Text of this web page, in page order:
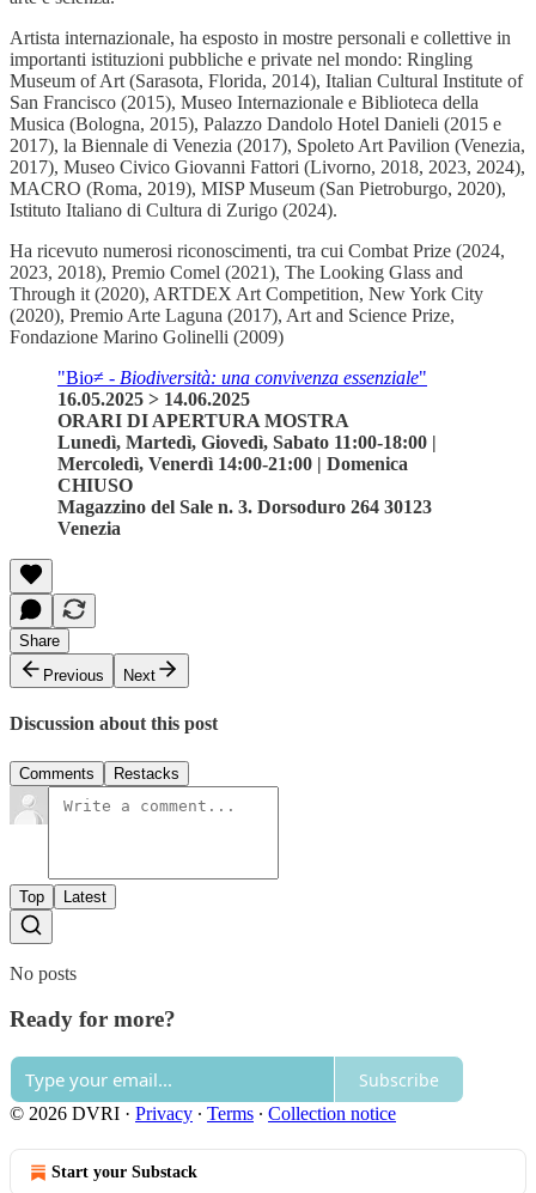
Artista internazionale, ha esposto in mostre personali e collettive in
importanti istituzioni pubbliche e private nel mondo: Ringling
Museum of Art (Sarasota, Florida, 2014), Italian Cultural Institute of
San Francisco (2015), Museo Internazionale e Biblioteca della
Musica (Bologna, 2015), Palazzo Dandolo Hotel Danieli (2015 e
2017), la Biennale di Venezia (2017), Spoleto Art Pavilion (Venezia,
2017), Museo Civico Giovanni Fattori (Livorno, 2018, 2023, 2024),
MACRO (Roma, 2019), MISP Museum (San Pietroburgo, 2020),
Istituto Italiano di Cultura di Zurigo (2024).
Ha ricevuto numerosi riconoscimenti, tra cui Combat Prize (2024,
2023, 2018), Premio Comel (2021), The Looking Glass and
Through it (2020), ARTDEX Art Competition, New York City
(2020), Premio Arte Laguna (2017), Art and Science Prize,
Fondazione Marino Golinelli (2009)
"Bio≠ - Biodiversità: una convivenza essenziale"
16.05.2025 > 14.06.2025
ORARI DI APERTURA MOSTRA
Lunedì, Martedì, Giovedì, Sabato 11:00-18:00 |
Mercoledì, Venerdì 14:00-21:00 | Domenica
CHIUSO
Magazzino del Sale n. 3. Dorsoduro 264 30123
Venezia
Share
Previous
Next
Discussion about this post
Comments Restacks
Top Latest
No posts
Ready for more?
Subscribe
© 2026 DVRI · Privacy ∙ Terms ∙ Collection notice
Start your Substack